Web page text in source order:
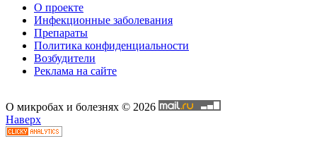
О проекте
Инфекционные заболевания
Препараты
Политика конфиденциальности
Возбудители
Реклама на сайте
О микробах и болезнях © 2026
Наверх